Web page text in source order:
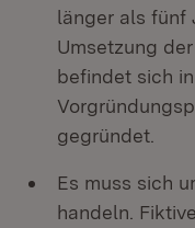
länger als fünf
Umsetzung
befindet sich
gegründet.
Es muss sich
handeln.